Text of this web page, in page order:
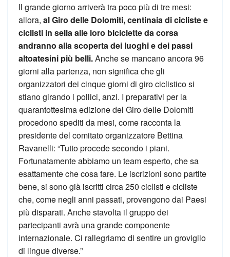
Il grande giorno arriverà tra poco più di tre mesi:
allora, al Giro delle Dolomiti, centinaia di cicliste e
ciclisti in sella alle loro biciclette da corsa
andranno alla scoperta dei luoghi e dei passi
altoatesini più belli.Anche se mancano ancora 96
giorni alla partenza, non significa che gli
organizzatori dei cinque giorni di giro ciclistico si
stiano girando i pollici, anzi. I preparativi per la
quarantottesima edizione del Giro delle Dolomiti
procedono spediti da mesi, come racconta la
presidente del comitato organizzatore Bettina
Ravanelli: “Tutto procede secondo i piani.
Fortunatamente abbiamo un team esperto, che sa
esattamente che cosa fare. Le iscrizioni sono partite
bene, si sono già iscritti circa 250 ciclisti e cicliste
che, come negli anni passati, provengono dai Paesi
più disparati. Anche stavolta il gruppo dei
partecipanti avrà una grande componente
internazionale. Ci rallegriamo di sentire un groviglio
di lingue diverse.”